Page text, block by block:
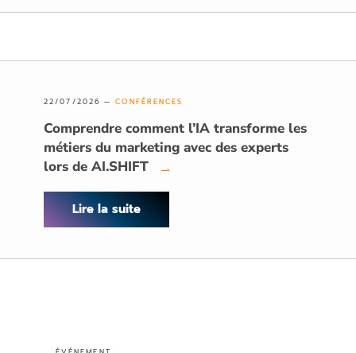
22/07/2026 —CONFÉRENCES
Comprendre comment l’IA transforme les
métiers du marketing avec des experts
lors de AI.SHIFT
→
Lire la suite